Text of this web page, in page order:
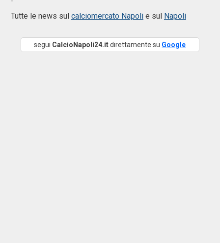
Tutte le news sul calciomercato Napoli e sul Napoli
segui CalcioNapoli24.itdirettamente su Google